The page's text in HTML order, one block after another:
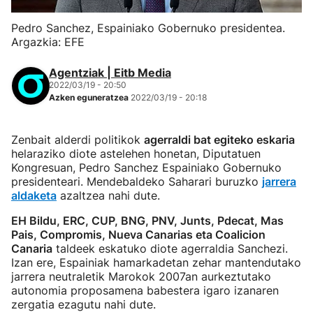
Pedro Sanchez, Espainiako Gobernuko presidentea.
Argazkia: EFE
Agentziak | Eitb Media
2022/03/19 - 20:50
Azken eguneratzea 2022/03/19 - 20:18
Zenbait alderdi politikok agerraldi bat egiteko eskaria
helaraziko diote astelehen honetan, Diputatuen
Kongresuan, Pedro Sanchez Espainiako Gobernuko
presidenteari. Mendebaldeko Saharari buruzko jarrera
aldaketa azaltzea nahi dute.
EH Bildu, ERC, CUP, BNG, PNV, Junts, Pdecat, Mas
Pais, Compromis, Nueva Canarias eta Coalicion
Canaria taldeek eskatuko diote agerraldia Sanchezi.
Izan ere, Espainiak hamarkadetan zehar mantendutako
jarrera neutraletik Marokok 2007an aurkeztutako
autonomia proposamena babestera igaro izanaren
zergatia ezagutu nahi dute.